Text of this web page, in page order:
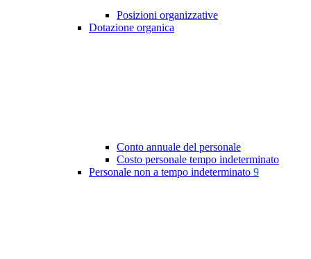
Posizioni organizzative
Dotazione organica
Conto annuale del personale
Costo personale tempo indeterminato
Personale non a tempo indeterminato 9